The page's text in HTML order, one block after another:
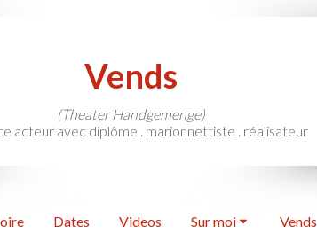
Vends
(Theater Handgemenge)
acteur avec diplôme . marionnettiste . réalisateur
Dates Videos Sur moi Vends